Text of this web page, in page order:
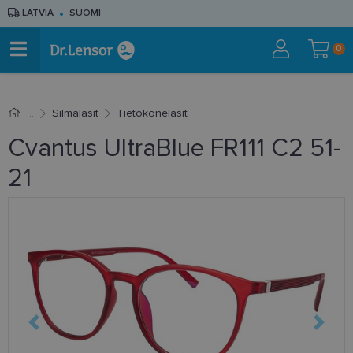
LATVIA SUOMI
0
Silmälasit Tietokonelasit
Cvantus UltraBlue FR111 C2 51-
21